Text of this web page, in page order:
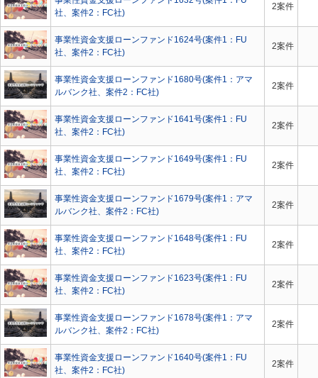
社、案件2：FC社)
2案件
事業性資金支援ローンファンド1624号(案件1：FU
社、案件2：FC社)
2案件
事業性資金支援ローンファンド1680号(案件1：アマ
ルバンク社、案件2：FC社)
2案件
事業性資金支援ローンファンド1641号(案件1：FU
社、案件2：FC社)
2案件
事業性資金支援ローンファンド1649号(案件1：FU
社、案件2：FC社)
2案件
事業性資金支援ローンファンド1679号(案件1：アマ
ルバンク社、案件2：FC社)
2案件
事業性資金支援ローンファンド1648号(案件1：FU
社、案件2：FC社)
2案件
事業性資金支援ローンファンド1623号(案件1：FU
社、案件2：FC社)
2案件
事業性資金支援ローンファンド1678号(案件1：アマ
ルバンク社、案件2：FC社)
2案件
事業性資金支援ローンファンド1640号(案件1：FU
社、案件2：FC社)
2案件